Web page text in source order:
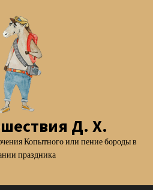
Д. Х.
Копытного или пение бороды в
праздника